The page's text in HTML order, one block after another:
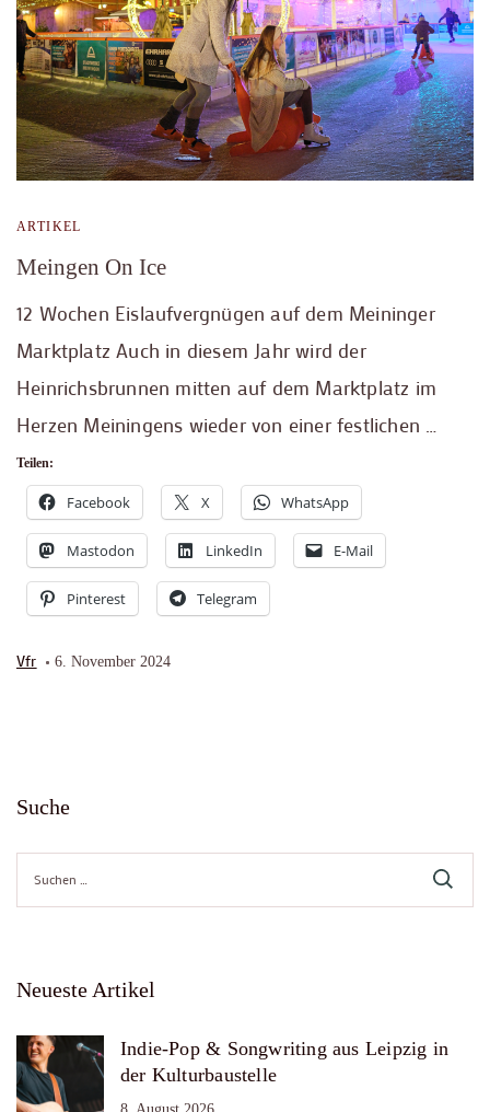
ARTIKEL
Meingen On Ice
12 Wochen Eislaufvergnügen auf dem Meininger
Marktplatz Auch in diesem Jahr wird der
Heinrichsbrunnen mitten auf dem Marktplatz im
Herzen Meiningens wieder von einer festlichen …
Teilen:
Facebook X WhatsApp
Mastodon LinkedIn E-Mail
Pinterest Telegram
Vfr 6. November 2024
Suche
Suche
nach:
Neueste Artikel
Indie-Pop & Songwriting aus Leipzig in
der Kulturbaustelle